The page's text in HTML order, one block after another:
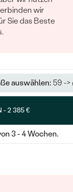
wir
Sie das Beste
auswählen: 59 ->
-2 385 €
3 - 4 Wochen.